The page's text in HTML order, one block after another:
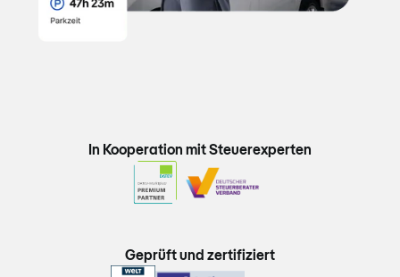
In Kooperation mit Steuerexperten
Geprüft und zertifiziert